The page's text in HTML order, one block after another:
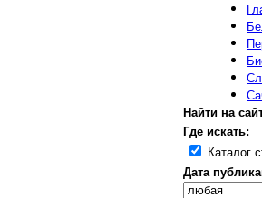
Найти на
Где искать:
Каталог
Дата